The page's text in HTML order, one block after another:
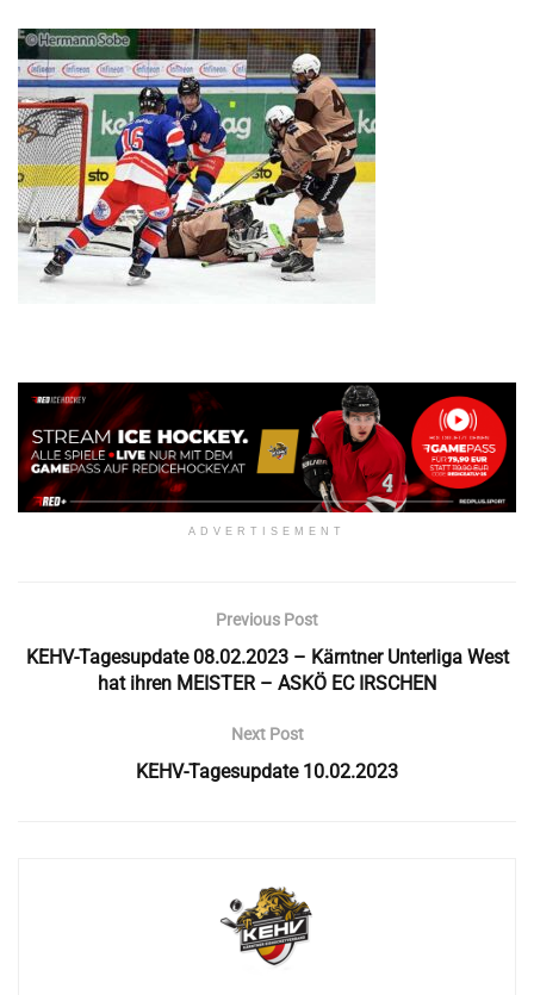
ADVERTISEMENT
Previous Post
KEHV-Tagesupdate 08.02.2023 – Kärntner Unterliga West
hat ihren MEISTER – ASKÖ EC IRSCHEN
Next Post
KEHV-Tagesupdate 10.02.2023